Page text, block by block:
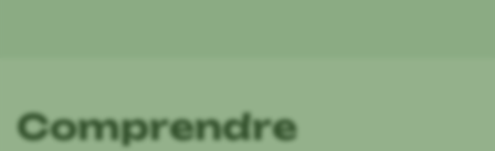
Comprendre